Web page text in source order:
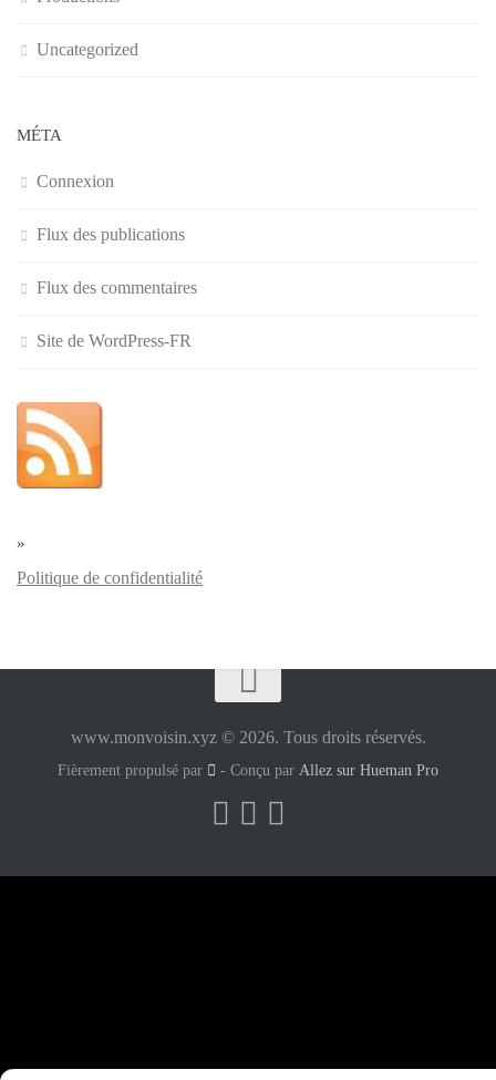
Uncategorized
MÉTA
Connexion
Flux des publications
Flux des commentaires
Site de WordPress-FR
»
Politique de confidentialité
www.monvoisin.xyz © 2026. Tous droits réservés.
Fièrement propulsé par - Conçu par Allez sur Hueman Pro